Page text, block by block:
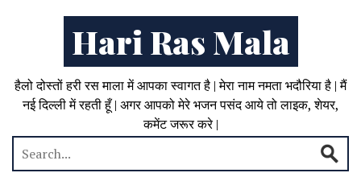
Hari Ras Mala
हैलो दोस्तों हरी रस माला में आपका स्वागत है | मेरा नाम नमता भदौरिया है | मैं
नई दिल्ली में रहती हूँ | अगर आपको मेरे भजन पसंद आये तो लाइक, शेयर,
कमेंट जरूर करे |